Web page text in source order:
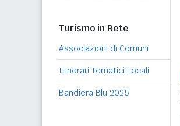
Turismo in Rete
Associazioni di Comuni
Itinerari Tematici Locali
Bandiera Blu 2025